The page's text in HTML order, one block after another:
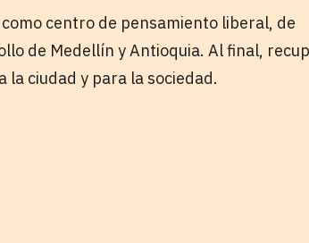
centro de pensamiento liberal, de
de Medellín y Antioquia. Al final,
ciudad y para la sociedad.